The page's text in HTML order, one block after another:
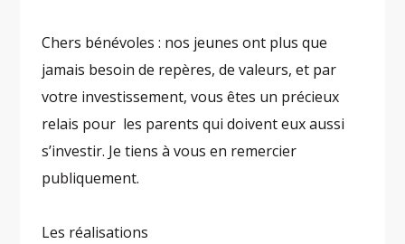
Chers bénévoles : nos jeunes ont plus que
jamais besoin de repères, de valeurs, et par
votre investissement, vous êtes un précieux
relais pour les parents qui doivent eux aussi
s’investir. Je tiens à vous en remercier
publiquement.
Les réalisations